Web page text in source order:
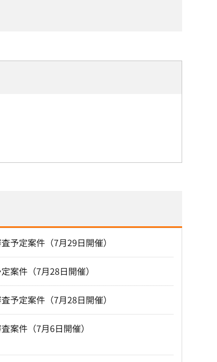
予定案件（7月29日開催）
案件（7月28日開催）
予定案件（7月28日開催）
案件（7月6日開催）